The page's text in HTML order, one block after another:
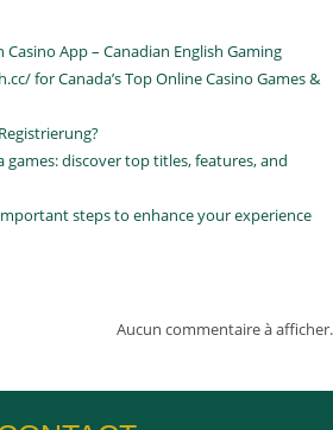
App – Canadian English Gaming
for Canada’s Top Online Casino Games &
games: discover top titles, features, and
steps to enhance your experience
Aucun commentaire à afficher.